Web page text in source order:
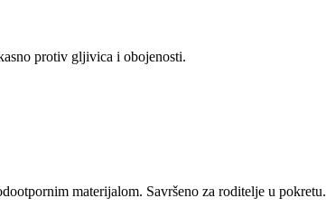
protiv gljivica i obojenosti.
materijalom. Savršeno za roditelje u pokretu.